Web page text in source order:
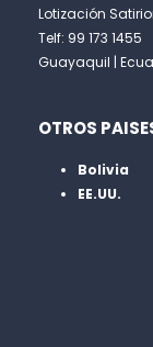
Lotización
Telf: 99 173 1455
Guayaquil |
OTROS
Bolivia
EE.UU.